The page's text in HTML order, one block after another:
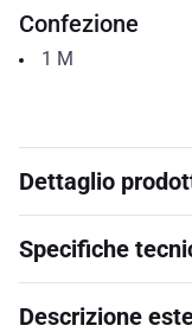
Confezione
1 M
Dettaglio
Specifiche
Descrizione